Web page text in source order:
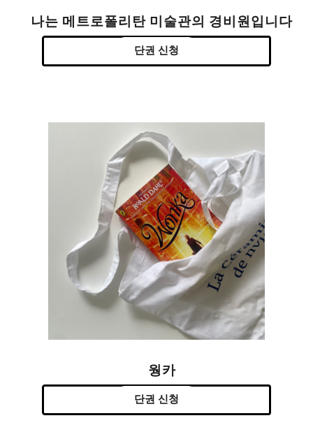
나는 메트로폴리탄 미술관의 경비원입니다
단권 신청
웡카
단권 신청